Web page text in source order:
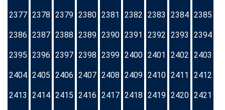
2377 2378 2379 2380 2381 2382 2383 2384 2385
2386 2387 2388 2389 2390 2391 2392 2393 2394
2395 2396 2397 2398 2399 2400 2401 2402 2403
2404 2405 2406 2407 2408 2409 2410 2411 2412
2413 2414 2415 2416 2417 2418 2419 2420 2421